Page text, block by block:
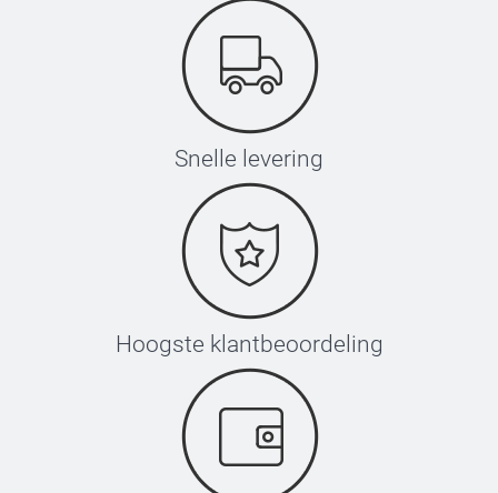
Snelle levering
Hoogste klantbeoordeling